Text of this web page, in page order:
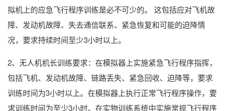
拟机上的应急飞行程序训练是必不可少的。 这包括应对飞机故
障、发动机故障、失去通信联系、紧急恢复和可能的迫降情
况，要求持续时间至少3小时以上。
2、无人机机长训练要求：在模拟器上实施紧急飞行程序指挥，
包括飞机、发动机故障、链路丢失、紧急回收、迫降等，要求
训练时间为3小时以上。在模拟器上执行正常飞行程序操作，要
求训练时间为至少3小时。在实物训练系统中实施常规飞行程序